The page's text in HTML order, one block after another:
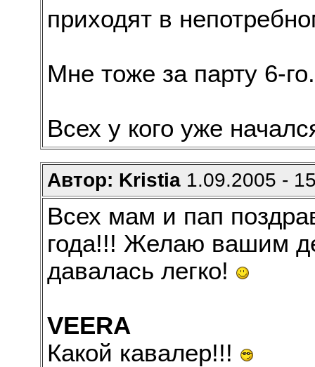
приходят в
Мне тоже за парту 6-
Всех у кого уже
Автор: Kristia1.09.2005 -
Всех мам и пап
года!!! Желаю вашим
давалась легко!
VEERA
Какой кавалер!!!